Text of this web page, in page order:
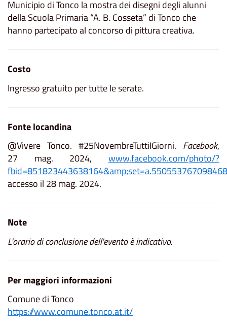
Municipio di Tonco la mostra dei disegni degli alunni
della Scuola Primaria “A. B. Cosseta” di Tonco che
hanno partecipato al concorso di pittura creativa.
Costo
Ingresso gratuito per tutte le serate.
Fonte locandina
@Vivere Tonco. #25NovembreTuttiIGiorni. Facebook,
27 mag. 2024, www.facebook.com/photo/?
fbid=851823443638164&amp;set=a.550553767098468
accesso il 28 mag. 2024.
Note
L'orario di conclusione dell'evento è indicativo.
Per maggiori informazioni
Comune di Tonco
https://www.comune.tonco.at.it/